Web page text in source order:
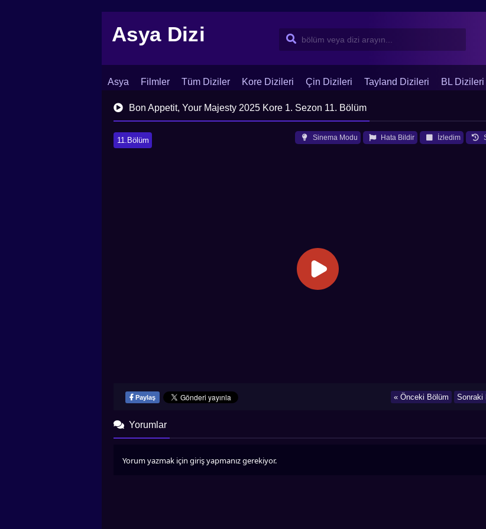
Asya Dizi
Asya Filmler Tüm Diziler Kore Dizileri Çin Dizileri Tayland Dizileri BL Dizileri
İletişim Blog Dizi Arşivi
Bon Appetit, Your Majesty 2025 Kore 1. Sezon 11. Bölüm
11.Bölüm İzledim
Hata Bildir
Sinema Modu
Paylaş Sonraki
« Önceki Bölüm
Yorumlar
Yorum yazmak için giriş yapmanız gerekiyor.